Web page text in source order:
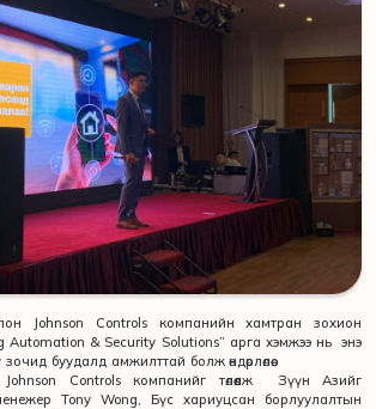
Johnson Controls компанийн хамтран зохион
& Security Solutions” арга хэмжээ нь энэ
буудалд амжилттай болж өндөрлөлөө.
Controls компанийг төлөөлж Зүүн Азийг
Tony Wong, Бүс хариуцсан борлуулалтын